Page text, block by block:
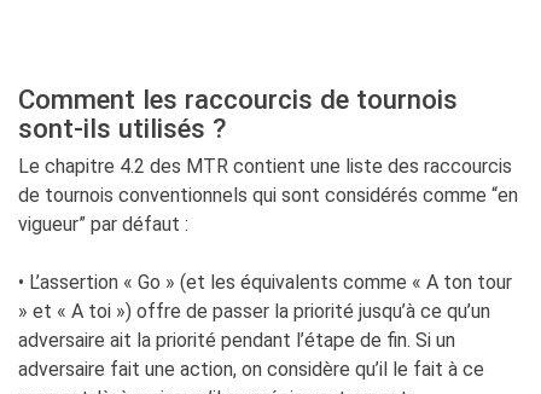
Comment les raccourcis de tournois
sont-ils utilisés ?
Le chapitre 4.2 des MTR contient une liste des raccourcis
de tournois conventionnels qui sont considérés comme “en
vigueur” par défaut :
• L’assertion « Go » (et les équivalents comme « A ton tour
» et « A toi ») offre de passer la priorité jusqu’à ce qu’un
adversaire ait la priorité pendant l’étape de fin. Si un
adversaire fait une action, on considère qu’il le fait à ce